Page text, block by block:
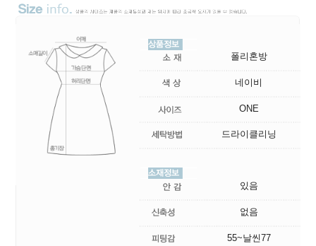
폴리혼방
네이비
ONE
드라이클리닝
있음
없음
55~날씬77